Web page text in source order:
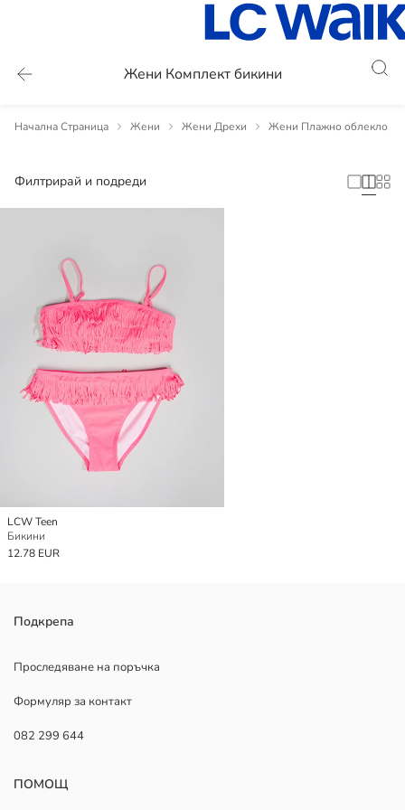
Жени Комплект бикини
Начална Страница Жени Жени Дрехи Жени Плажно облекло
Филтрирай и подреди
LCW Teen
Бикини
12.78 EUR
Подкрепа
Проследяване на поръчка
Формуляр за контакт
082 299 644
ПОМОЩ